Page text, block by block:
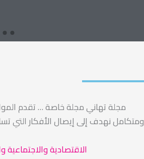
مجلة تهاني مجلة خاصة … تقدم
ومتكامل نهدف إلى إيصال الأفكار
الاقتصادية والاجتماعية